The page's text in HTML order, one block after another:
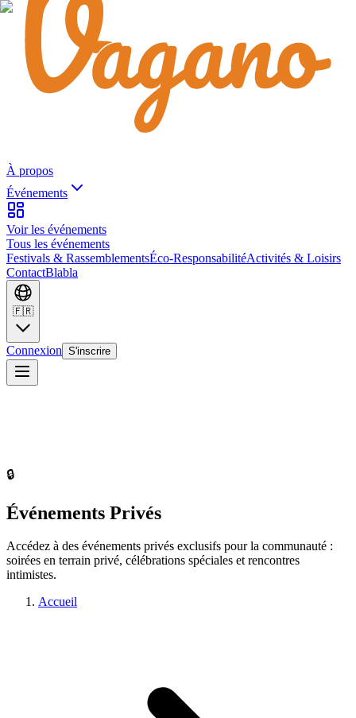
À propos
Événements
Voir les événements
Tous les événements
Festivals & RassemblementsÉco-ResponsabilitéActivités & Loisirs
ContactBlabla
🇫🇷
Connexion S'inscrire
🔒
Événements Privés
Accédez à des événements privés exclusifs pour la communauté :
soirées en terrain privé, célébrations spéciales et rencontres
intimistes.
Accueil